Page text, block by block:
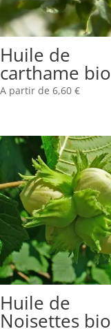
Huile de
carthame bio
A partir de 6,60 €
Huile de
Noisettes bio